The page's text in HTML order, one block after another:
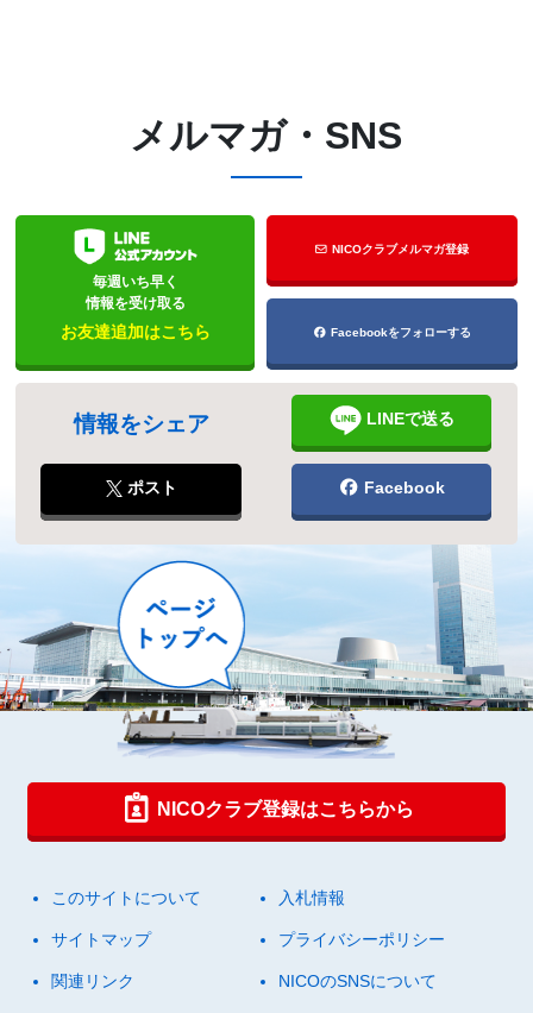
メルマガ・SNS
毎週いち早く
情報を受け取る
お友達追加はこちら
NICOクラブメルマガ登録
Facebookをフォローする
情報をシェア LINEで送る
ポスト Facebook
NICOクラブ登録はこちらから
このサイトについて 入札情報
サイトマップ プライバシーポリシー
関連リンク NICOのSNSについて